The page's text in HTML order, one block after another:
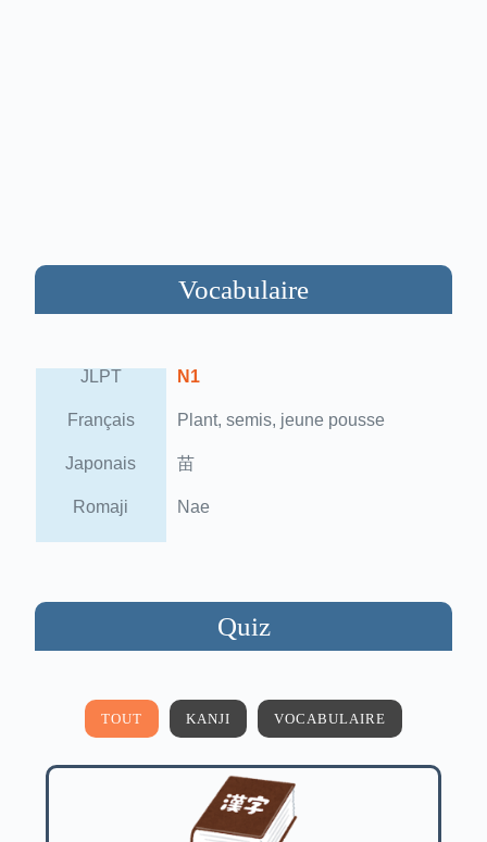
Vocabulaire
JLPT N1
Français Plant, semis, jeune pousse
Japonais 苗
Romaji Nae
Quiz
TOUT KANJI VOCABULAIRE